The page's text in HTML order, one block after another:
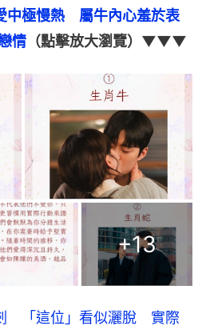
中極慢熱　屬牛內心羞於表
情 （點擊放大瀏覽）▼▼▼
+13
「這位」看似灑脫 實際